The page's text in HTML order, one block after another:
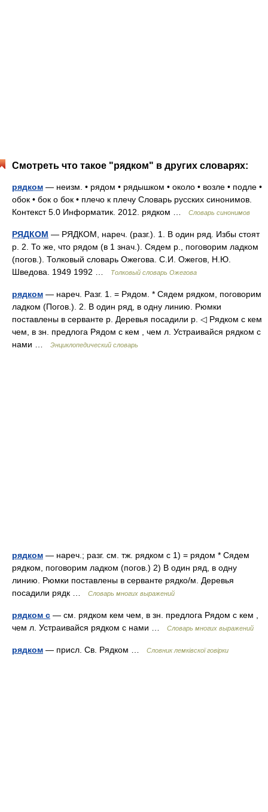
Смотреть что такое "рядком" в других словарях:
рядком — неизм. • рядом • рядышком • около • возле • подле •
обок • бок о бок • плечо к плечу Словарь русских синонимов.
Контекст 5.0 Информатик. 2012. рядком …
Словарь синонимов
РЯДКОМ — РЯДКОМ, нареч. (разг.). 1. В один ряд. Избы стоят
р. 2. То же, что рядом (в 1 знач.). Сядем р., поговорим ладком
(погов.). Толковый словарь Ожегова. С.И. Ожегов, Н.Ю.
Шведова. 1949 1992 …
Толковый словарь Ожегова
рядком — нареч. Разг. 1. = Рядом. * Сядем рядком, поговорим
ладком (Погов.). 2. В один ряд, в одну линию. Рюмки
поставлены в серванте р. Деревья посадили р. ◁ Рядком с кем
чем, в зн. предлога Рядом с кем , чем л. Устраивайся рядком с
нами …
Энциклопедический словарь
рядком — нареч.; разг. см. тж. рядком с 1) = рядом * Сядем
рядком, поговорим ладком (погов.) 2) В один ряд, в одну
линию. Рюмки поставлены в серванте рядко/м. Деревья
посадили рядк …
Словарь многих выражений
рядком с — см. рядком кем чем, в зн. предлога Рядом с кем ,
чем л. Устраивайся рядком с нами …
Словарь многих выражений
рядком — присл. Св. Рядком … Словник лемківскої говірки